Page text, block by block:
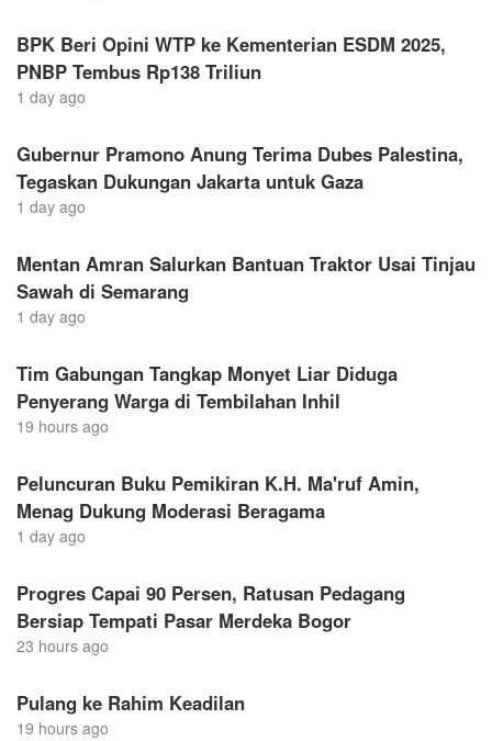
BPK Beri Opini WTP ke Kementerian ESDM 2025,
PNBP Tembus Rp138 Triliun
1 day ago
Gubernur Pramono Anung Terima Dubes Palestina,
Tegaskan Dukungan Jakarta untuk Gaza
1 day ago
Mentan Amran Salurkan Bantuan Traktor Usai Tinjau
Sawah di Semarang
1 day ago
Tim Gabungan Tangkap Monyet Liar Diduga
Penyerang Warga di Tembilahan Inhil
19 hours ago
Peluncuran Buku Pemikiran K.H. Ma'ruf Amin,
Menag Dukung Moderasi Beragama
1 day ago
Progres Capai 90 Persen, Ratusan Pedagang
Bersiap Tempati Pasar Merdeka Bogor
23 hours ago
Pulang ke Rahim Keadilan
19 hours ago